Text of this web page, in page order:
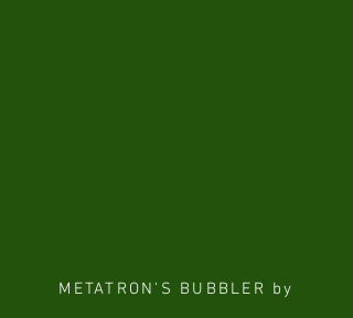
METATRON'S BUBBLER by